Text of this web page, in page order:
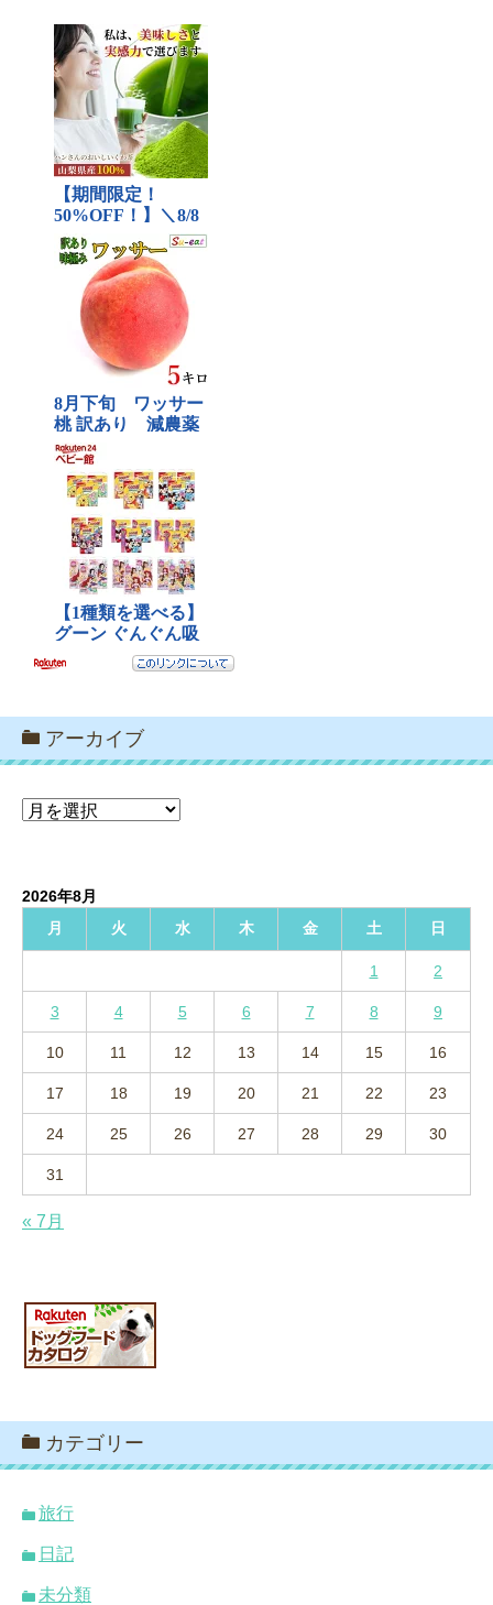
アーカイブ
ア
ブ
2026年8月
月
火 水 木 金 土 日
1 2
3 4 5 6 7 8 9
10 11 12 13 14 15 16
17 18 19 20 21 22 23
24 25 26 27 28 29 30
31
« 7月
カテゴリー
旅行
日記
未分類